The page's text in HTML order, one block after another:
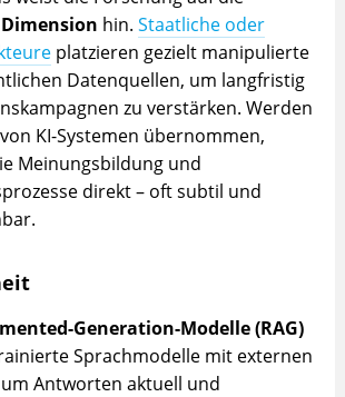
hin. Staatliche oder
platzieren gezielt manipulierte
Datenquellen, um langfristig
zu verstärken. Werden
KI-Systemen übernommen,
Meinungsbildung und
direkt – oft subtil und
Generation-Modelle (RAG)
Sprachmodelle mit externen
Antworten aktuell und